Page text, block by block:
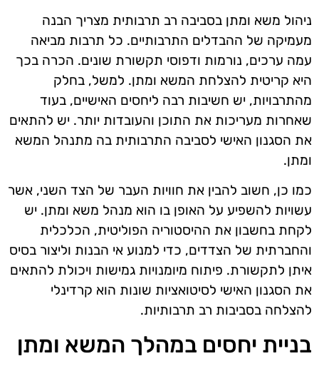
ניהול משא ומתן בסביבה רב תרבותית מצריך הבנה
מעמיקה של ההבדלים התרבותיים. כל תרבות מביאה
עמה ערכים, נורמות ודפוסי תקשורת שונים. הכרה בכך
היא קריטית להצלחת המשא ומתן. למשל, בחלק
מהתרבויות, יש חשיבות רבה ליחסים האישיים, בעוד
שאחרות מעריכות את התוכן והעובדות יותר. יש להתאים
את הסגנון האישי לסביבה התרבותית בה מתנהל המשא
ומתן.
כמו כן, חשוב להבין את חוויות העבר של הצד השני, אשר
עשויות להשפיע על האופן בו הוא מנהל משא ומתן. יש
לקחת בחשבון את ההיסטוריה הפוליטית, הכלכלית
והחברתית של הצדדים, כדי למנוע אי הבנות וליצור בסיס
איתן לתקשורת. פיתוח מיומנויות גמישות ויכולת להתאים
את הסגנון האישי לסיטואציות שונות הוא קרדינלי
להצלחה בסביבות רב תרבותיות.
בניית יחסים במהלך המשא ומתן